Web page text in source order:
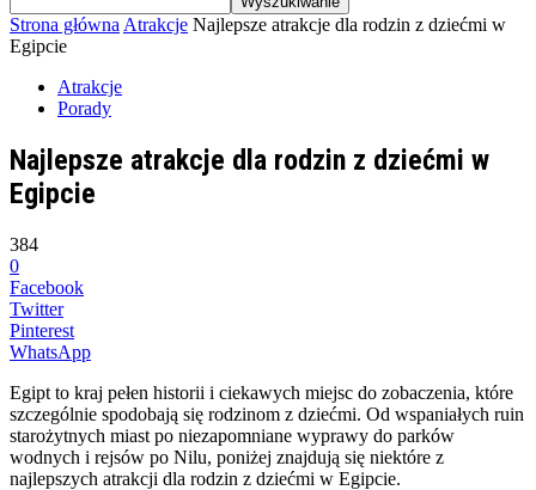
Strona główna Atrakcje Najlepsze atrakcje dla rodzin z dziećmi w
Egipcie
Atrakcje
Porady
Najlepsze atrakcje dla rodzin z dziećmi w
Egipcie
384
0
Facebook
Twitter
Pinterest
WhatsApp
Egipt to kraj pełen historii i ciekawych miejsc do zobaczenia, które
szczególnie spodobają się rodzinom z dziećmi. Od wspaniałych ruin
starożytnych miast po niezapomniane wyprawy do parków
wodnych i rejsów po Nilu, poniżej znajdują się niektóre z
najlepszych atrakcji dla rodzin z dziećmi w Egipcie.